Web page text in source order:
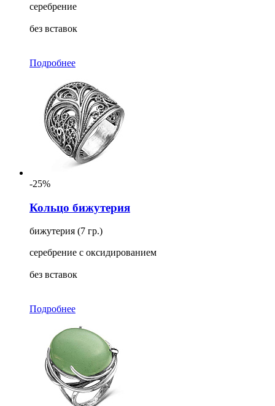
серебрение
без вставок
Подробнее
-25%
Кольцо бижутерия
бижутерия (7 гр.)
серебрение с оксидированием
без вставок
Подробнее